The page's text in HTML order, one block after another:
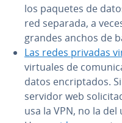
los paquetes de
red separada, a
grandes anchos de
Las redes privadas
virtuales de
datos en­cri­p­ta­dos.
servidor web
usa la VPN, no la del